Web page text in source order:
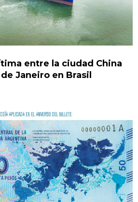
entre la ciudad China
Janeiro en Brasil